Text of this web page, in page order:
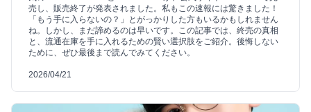
売し、販売終了が発表されました。私もこの速報には驚きました！
「もう手に入らないの？」とがっかりした方もいるかもしれません
ね。しかし、まだ諦めるのは早いです。この記事では、終売の真相
と、流通在庫を手に入れるための賢い選択肢をご紹介。後悔しない
ために、ぜひ最後まで読んでみてください。
2026/04/21